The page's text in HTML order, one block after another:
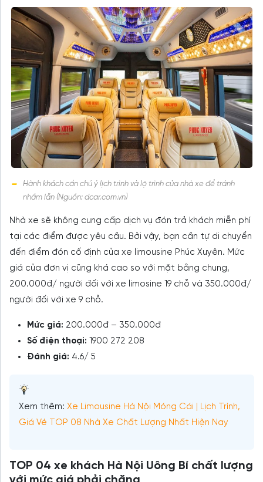
Hành khách cần chú ý lịch trình và lộ trình của nhà xe để tránh
nhầm lẫn (Nguồn: dcar.com.vn)
Nhà xe sẽ không cung cấp dịch vụ đón trả khách miễn phí
tại các điểm được yêu cầu. Bởi vậy, bạn cần tự di chuyển
đến điểm đón cố định của xe limousine Phúc Xuyên. Mức
giá của đơn vị cũng khá cao so với mặt bằng chung,
200.000đ/ người đối với xe limosine 19 chỗ và 350.000đ/
người đối với xe 9 chỗ.
Mức giá: 200.000đ – 350.000đ
Số điện thoại: 1900 272 208
Đánh giá: 4.6/ 5
Xem thêm: Xe Limousine Hà Nội Móng Cái | Lịch Trình,
Giá Vé TOP 08 Nhà Xe Chất Lượng Nhất Hiện Nay
TOP 04 xe khách Hà Nội Uông Bí chất lượng